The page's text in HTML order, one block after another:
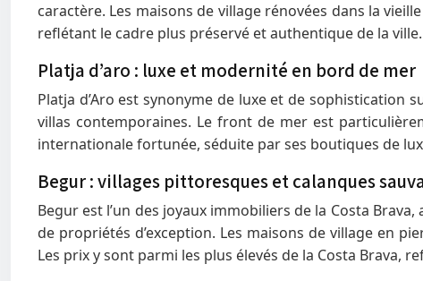
caractère. Les maisons de village rénovées dans la
reflétant le cadre plus préservé et authentique de la ville.
Platja d’aro : luxe et modernité en bord de mer
Platja d’Aro est synonyme de luxe et de sophistication
villas contemporaines. Le front de mer est
internationale fortunée, séduite par ses boutiques de
Begur : villages pittoresques et calanques
Begur est l’un des joyaux immobiliers de la Costa
de propriétés d’exception. Les maisons de village en
Les prix y sont parmi les plus élevés de la Costa Brava,